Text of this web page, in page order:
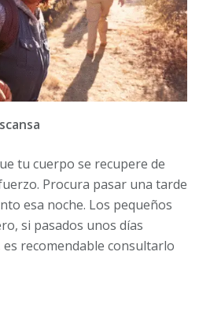
tu cuerpo se recupere de
Procura pasar una tarde
esa noche. Los pequeños
si pasados unos días
recomendable consultarlo